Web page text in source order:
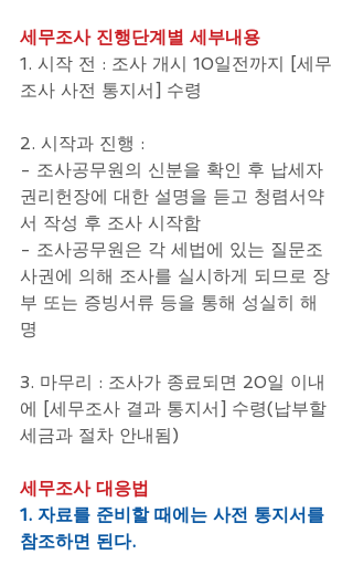
세무조사 진행단계별 세부내용
1. 시작 전 : 조사 개시 10일전까지 [세무
조사 사전 통지서] 수령
2. 시작과 진행 :
- 조사공무원의 신분을 확인 후 납세자
권리헌장에 대한 설명을 듣고 청렴서약
서 작성 후 조사 시작함
- 조사공무원은 각 세법에 있는 질문조
사권에 의해 조사를 실시하게 되므로 장
부 또는 증빙서류 등을 통해 성실히 해
명
3. 마무리 : 조사가 종료되면 20일 이내
에 [세무조사 결과 통지서] 수령(납부할
세금과 절차 안내됨)
세무조사 대응법
1. 자료를 준비할 때에는 사전 통지서를
참조하면 된다.